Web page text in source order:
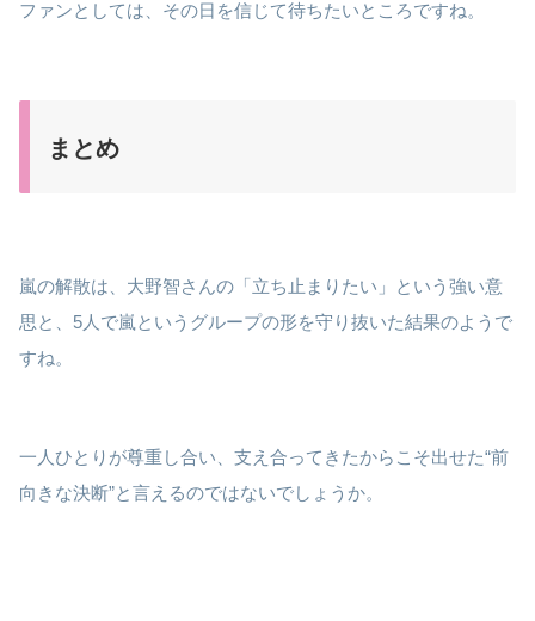
ファンとしては、その日を信じて待ちたいところですね。
まとめ
嵐の解散は、大野智さんの「立ち止まりたい」という強い意
思と、5人で嵐というグループの形を守り抜いた結果のようで
すね。
一人ひとりが尊重し合い、支え合ってきたからこそ出せた“前
向きな決断”と言えるのではないでしょうか。